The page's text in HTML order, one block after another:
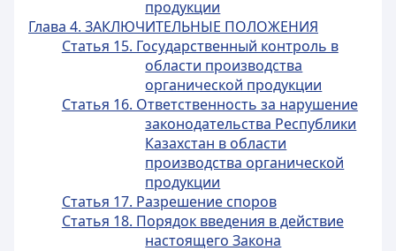
продукции
Глава 4. ЗАКЛЮЧИТЕЛЬНЫЕ ПОЛОЖЕНИЯ
Статья 15. Государственный контроль в
области производства
органической продукции
Статья 16. Ответственность за нарушение
законодательства Республики
Казахстан в области
производства органической
продукции
Статья 17. Разрешение споров
Статья 18. Порядок введения в действие
настоящего Закона